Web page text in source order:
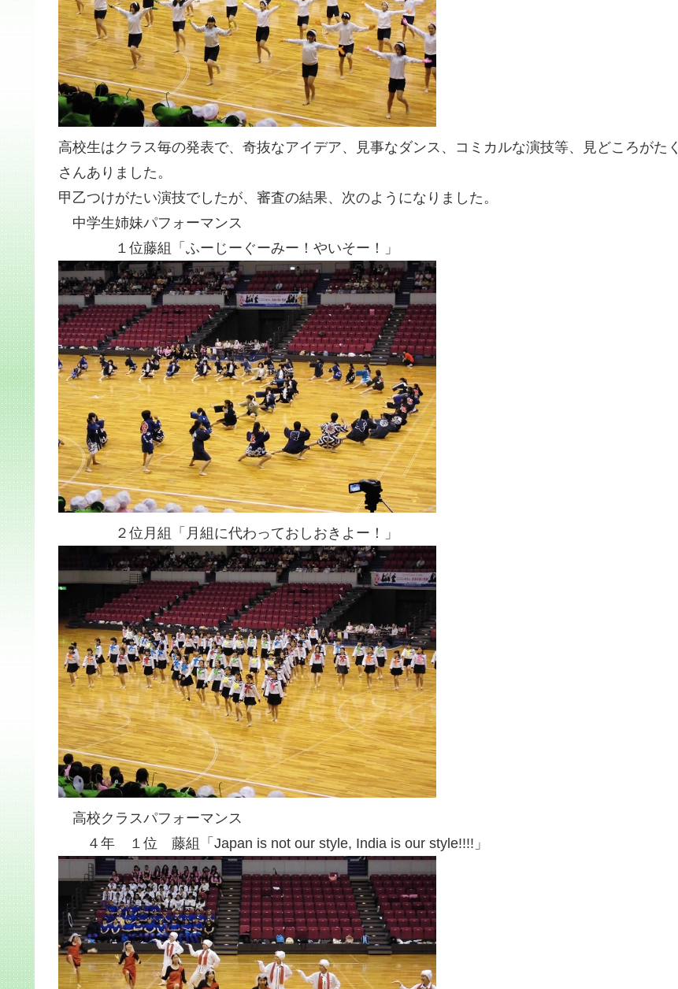
高校生はクラス毎の発表で、奇抜なアイデア、見事なダンス、コミカルな演技等、見どころがたく
さんありました。
甲乙つけがたい演技でしたが、審査の結果、次のようになりました。
中学生姉妹パフォーマンス
１位藤組「ふーじーぐーみー！やいそー！」
２位月組「月組に代わっておしおきよー！」
高校クラスパフォーマンス
４年 １位 藤組「Japan is not our style, India is our style!!!!」